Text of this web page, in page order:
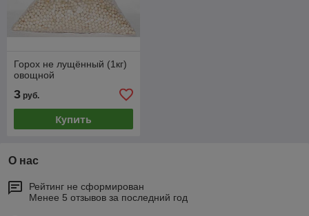
Горох не лущённый (1кг)
овощной
3 руб.
Купить
О нас
Рейтинг не сформирован
Менее 5 отзывов за последний год